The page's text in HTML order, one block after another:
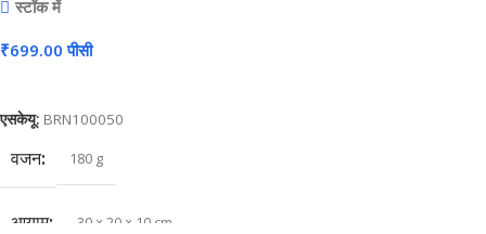
स्टॉक में
₹699.00 पीसी
एसकेयू: BRN100050
वजन 180 g
आयाम 30 × 20 × 10 cm